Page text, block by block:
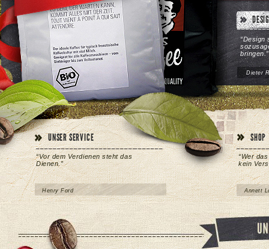
UNSER SERVICE
“Vor dem Verdienen steht das
Dienen.”
Henry Ford
SHOP
“Wer
kein
Annett
“Design
bringen.”
Dieter